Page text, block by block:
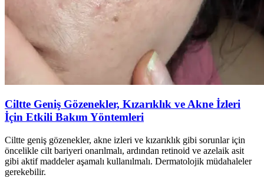
Ciltte Geniş Gözenekler, Kızarıklık ve Akne İzleri
İçin Etkili Bakım Yöntemleri
Ciltte geniş gözenekler, akne izleri ve kızarıklık gibi sorunlar için
öncelikle cilt bariyeri onarılmalı, ardından retinoid ve azelaik asit
gibi aktif maddeler aşamalı kullanılmalı. Dermatolojik müdahaleler
gerekebilir.